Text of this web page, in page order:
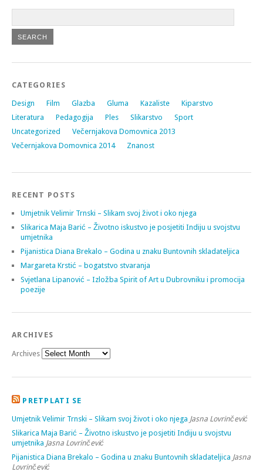
CATEGORIES
Design Film Glazba Gluma Kazaliste
Kiparstvo
Literatura
Pedagogija Ples Slikarstvo
Sport
Uncategorized
Večernjakova Domovnica 2013
Večernjakova Domovnica 2014
Znanost
RECENT POSTS
Umjetnik Velimir Trnski – Slikam svoj život i oko njega
Slikarica Maja Barić – Životno iskustvo je posjetiti Indiju u svojstvu
umjetnika
Pijanistica Diana Brekalo – Godina u znaku Buntovnih skladateljica
Margareta Krstić – bogatstvo stvaranja
Svjetlana Lipanović – Izložba Spirit of Art u Dubrovniku i promocija
poezije
ARCHIVES
Archives
PRETPLATI SE
Umjetnik Velimir Trnski – Slikam svoj život i oko njega Jasna Lovrinčević
Slikarica Maja Barić – Životno iskustvo je posjetiti Indiju u svojstvu
umjetnika Jasna Lovrinčević
Pijanistica Diana Brekalo – Godina u znaku Buntovnih skladateljica Jasna
Lovrinčević